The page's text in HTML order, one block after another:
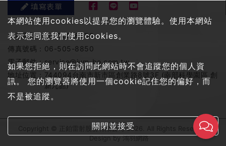
填寫表單
服務電話：06-505-8858
傳真號碼： 06-505-8850
電子郵件：service@jum-bo.com.tw
地址位置： 744094台南市新市區創業路8號3F (南部科學園區 創
新九館)
Copyright © 正鉑雷射股份有限公司 2026. All Rights Reserved
Design by鴻羽網路
本網站使用cookies以提昇您的瀏覽體驗。使用本網站
表示您同意我們使用cookies。
如果您拒絕，則在訪問此網站時不會追蹤您的個人資
訊。 您的瀏覽器將使用一個cookie記住您的偏好，而
不是被追蹤。
關閉並接受